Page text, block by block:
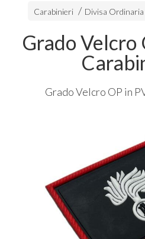
Carabinieri Divisa Ordinaria
Grado Velcro
Grado Velcro OP in